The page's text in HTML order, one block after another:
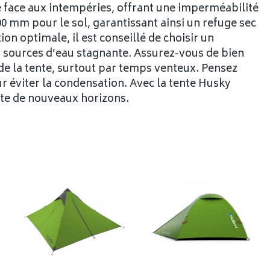
face aux intempéries, offrant une imperméabilité
mm pour le sol, garantissant ainsi un refuge sec
optimale, il est conseillé de choisir un
d’eau stagnante. Assurez-vous de bien
la tente, surtout par temps venteux. Pensez
la condensation. Avec la tente Husky
de nouveaux horizons.